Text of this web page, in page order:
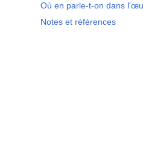
Où en parle-t-on dans
Notes et références